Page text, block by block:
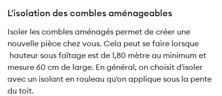
L'isolation des combles aménageables
Isoler les combles aménagés permet de créer une
nouvelle pièce chez vous. Cela peut se faire lorsque
hauteur sous faîtage est de 1,80 mètre au minimum et
mesure 60 cm de large. En général, on choisit d'isoler
avec un isolant en rouleau qu'on applique sous la pente
du toit.